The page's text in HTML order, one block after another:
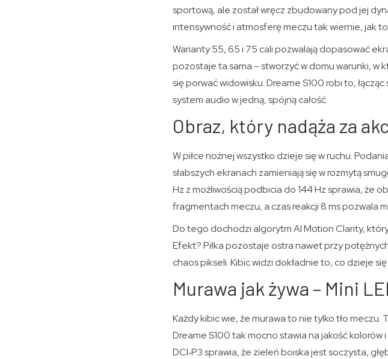
sportową, ale został wręcz zbudowany pod jej
intensywność i atmosferę meczu tak wiernie, jak
Warianty 55, 65 i 75 cali pozwalają dopasować
pozostaje ta sama – stworzyć w domu warunki, w
się porwać widowisku. Dreame S100 robi to,
system audio w jedną, spójną całość.
Obraz, który nadąża za
W piłce nożnej wszystko dzieje się w ruchu.
słabszych ekranach zamieniają się w rozmytą
Hz z możliwością podbicia do 144 Hz sprawia, że
fragmentach meczu, a czas reakcji 8 ms pozwala
Do tego dochodzi algorytm AI Motion Clarity,
Efekt? Piłka pozostaje ostra nawet przy
chaos pikseli. Kibic widzi dokładnie to, co dzieje
Murawa jak żywa – Mini
Każdy kibic wie, że murawa to nie tylko tło
Dreame S100 tak mocno stawia na jakość
DCI‑P3 sprawia, że zieleń boiska jest soczysta,